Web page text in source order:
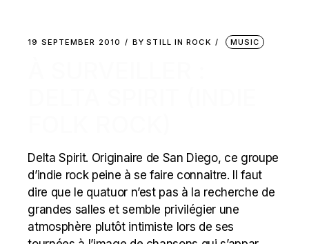
19 SEPTEMBER 2010 BY STILL IN ROCK MUSIC
Delta Spirit. Originaire de San Diego, ce groupe
d’indie rock peine à se faire connaitre. Il faut
dire que le quatuor n’est pas à la recherche de
grandes salles et semble privilégier une
atmosphère plutôt intimiste lors de ses